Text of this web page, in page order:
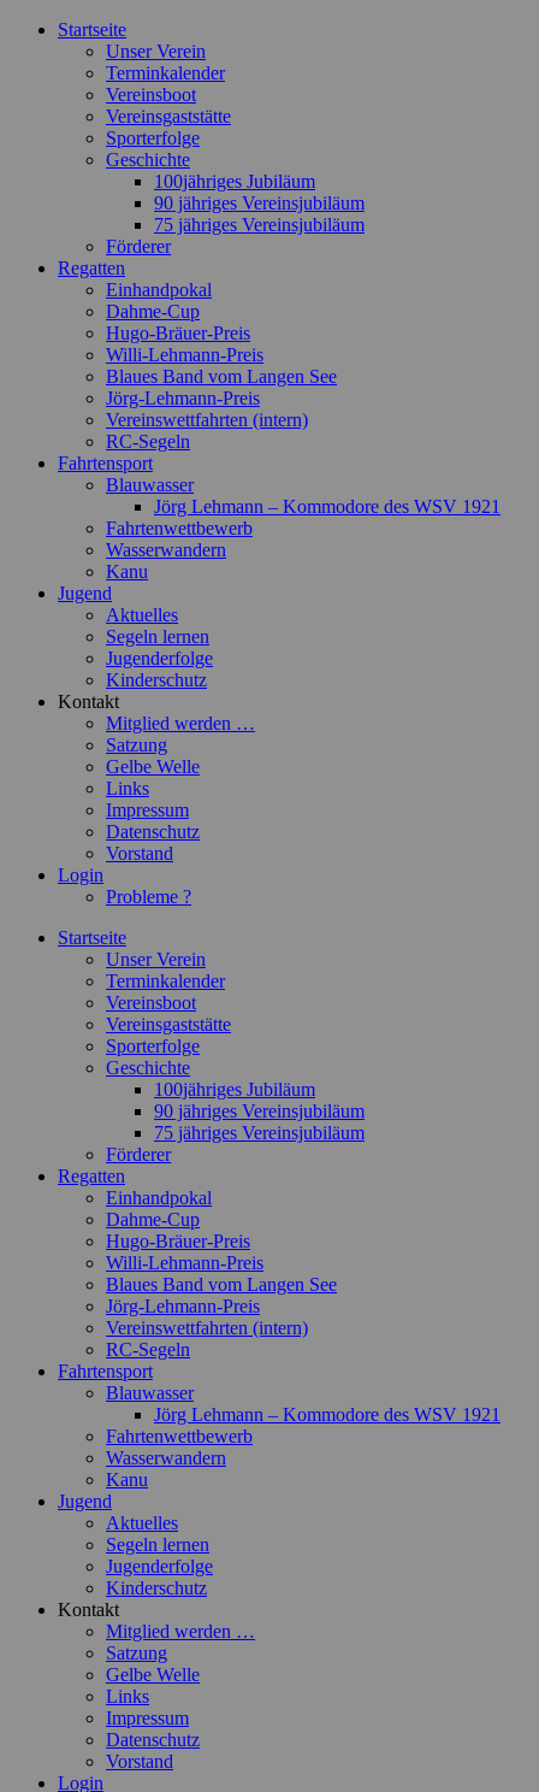
oben
Startseite
Unser Verein
Terminkalender
Vereinsboot
Vereinsgaststätte
Sporterfolge
Geschichte
100jähriges Jubiläum
90 jähriges Vereinsjubiläum
75 jähriges Vereinsjubiläum
Förderer
Regatten
Einhandpokal
Dahme-Cup
Hugo-Bräuer-Preis
Willi-Lehmann-Preis
Blaues Band vom Langen See
Jörg-Lehmann-Preis
Vereinswettfahrten (intern)
RC-Segeln
Fahrtensport
Blauwasser
Jörg Lehmann – Kommodore des WSV 1921
Fahrtenwettbewerb
Wasserwandern
Kanu
Jugend
Aktuelles
Segeln lernen
Jugenderfolge
Kinderschutz
Kontakt
Mitglied werden …
Satzung
Gelbe Welle
Links
Impressum
Datenschutz
Vorstand
Login
Probleme ?
Startseite
Unser Verein
Terminkalender
Vereinsboot
Vereinsgaststätte
Sporterfolge
Geschichte
100jähriges Jubiläum
90 jähriges Vereinsjubiläum
75 jähriges Vereinsjubiläum
Förderer
Regatten
Einhandpokal
Dahme-Cup
Hugo-Bräuer-Preis
Willi-Lehmann-Preis
Blaues Band vom Langen See
Jörg-Lehmann-Preis
Vereinswettfahrten (intern)
RC-Segeln
Fahrtensport
Blauwasser
Jörg Lehmann – Kommodore des WSV 1921
Fahrtenwettbewerb
Wasserwandern
Kanu
Jugend
Aktuelles
Segeln lernen
Jugenderfolge
Kinderschutz
Kontakt
Mitglied werden …
Satzung
Gelbe Welle
Links
Impressum
Datenschutz
Vorstand
Login